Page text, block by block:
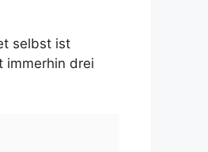
selbst ist
immerhin drei